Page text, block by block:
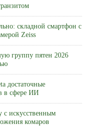
складной смартфон с
Zeiss
группу пятен 2026
достаточные
в сфере ИИ
с искусственным
комаров